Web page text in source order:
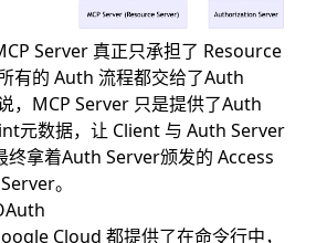
Server 真正只承担了 Resource
有的 Auth 流程都交给了Auth
，MCP Server 只是提供了Auth
元数据，让 Client 与 Auth Server
终拿着Auth Server颁发的 Access
。
Cloud 都提供了在命令行中，